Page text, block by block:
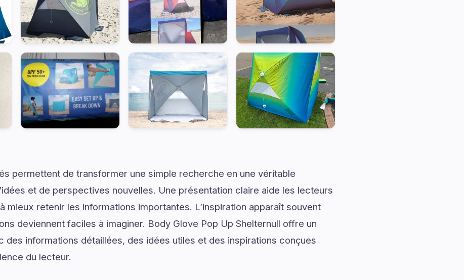
permettent de transformer une simple recherche en une véritable
et de perspectives nouvelles. Une présentation claire aide les lecteurs
mieux retenir les informations importantes. L’inspiration apparaît souvent
deviennent faciles à imaginer. Body Glove Pop Up Shelternull offre un
des informations détaillées, des idées utiles et des inspirations conçues
du lecteur.